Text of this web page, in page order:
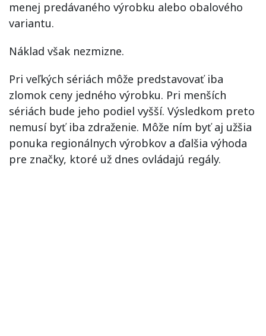
menej predávaného výrobku alebo obalového
variantu.
Náklad však nezmizne.
Pri veľkých sériách môže predstavovať iba
zlomok ceny jedného výrobku. Pri menších
sériách bude jeho podiel vyšší. Výsledkom preto
nemusí byť iba zdraženie. Môže ním byť aj užšia
ponuka regionálnych výrobkov a ďalšia výhoda
pre značky, ktoré už dnes ovládajú regály.